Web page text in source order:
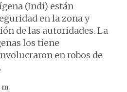
(Indi) están
en la zona y
de las autoridades. La
los tiene
en robos de
m.